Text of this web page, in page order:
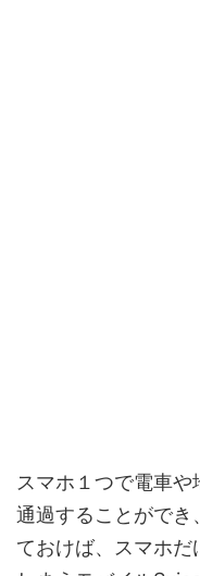
スマホ１つで電車
通過することができ
ておけば、スマホ